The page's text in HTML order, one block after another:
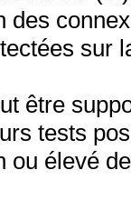
sur
être
tests
élevé